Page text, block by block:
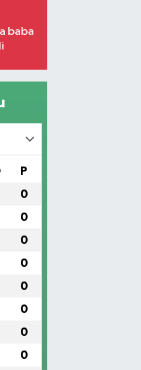
baba
P
0
0
0
0
0
0
0
0